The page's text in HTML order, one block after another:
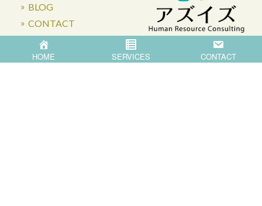
BLOG
CONTACT
〒871-0007 大分県中津市蛎瀬770
HOME SERVICES CONTACT